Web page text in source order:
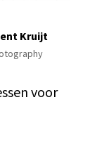
Kruijt
voor